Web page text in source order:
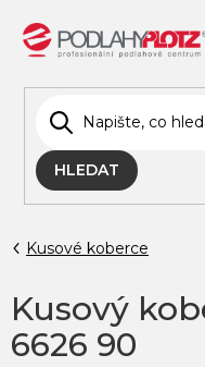
obsah
HLEDAT
Kusové koberce
Kusový
6626 90